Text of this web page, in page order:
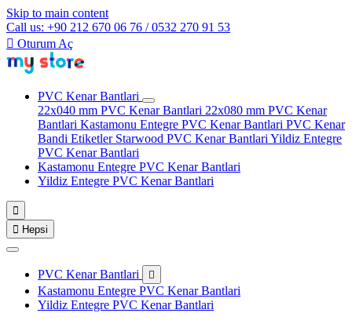
Skip to main content
Call us: +90 212 670 06 76 / 0532 270 91 53
 Oturum Aç
PVC Kenar Bantlari
22x040 mm PVC Kenar Bantlari 22x080 mm PVC Kenar
Bantlari Kastamonu Entegre PVC Kenar Bantlari PVC Kenar
Bandi Etiketler Starwood PVC Kenar Bantlari Yildiz Entegre
PVC Kenar Bantlari
Kastamonu Entegre PVC Kenar Bantlari
Yildiz Entegre PVC Kenar Bantlari

 Hepsi
PVC Kenar Bantlari 
Kastamonu Entegre PVC Kenar Bantlari
Yildiz Entegre PVC Kenar Bantlari